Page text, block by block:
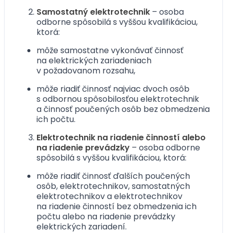
Samostatný elektrotechnik – osoba
odborne spôsobilá s vyššou kvalifikáciou,
ktorá:
môže samostatne vykonávať činnosť
na elektrických zariadeniach
v požadovanom rozsahu,
môže riadiť činnosť najviac dvoch osôb
s odbornou spôsobilosťou elektrotechnik
a činnosť poučených osôb bez obmedzenia
ich počtu.
Elektrotechnik na riadenie činností alebo
na riadenie prevádzky – osoba odborne
spôsobilá s vyššou kvalifikáciou, ktorá:
môže riadiť činnosť ďalších poučených
osôb, elektrotechnikov, samostatných
elektrotechnikov a elektrotechnikov
na riadenie činností bez obmedzenia ich
počtu alebo na riadenie prevádzky
elektrických zariadení.